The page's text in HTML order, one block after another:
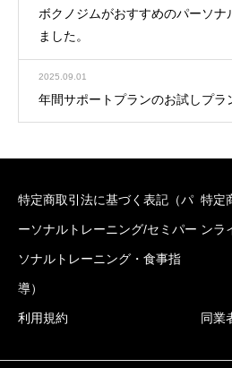
ボクノジムがおすすめのパーソナ
ました。
2025.09.01
年間サポートプランのお試しプラ
特定商取引法に基づく表記（パ
ーソナルトレーニング/セミパー
ソナルトレーニング・食事指
導）
特定
ンラ
利用規約 同業